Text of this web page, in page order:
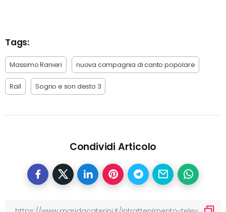
Tags:
Massimo Ranieri nuova compagnia di canto popolare
Rai1 Sogno e son desto 3
Condividi Articolo